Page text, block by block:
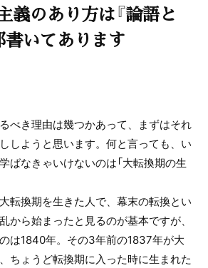
義のあり方は『論語と
書いてあります
べき理由は幾つかあって、まずはそれ
しようと思います。何と言っても、い
ばなきゃいけないのは「大転換期の生
転換期を生きた人で、幕末の転換とい
から始まったと見るのが基本ですが、
は1840年。その3年前の1837年が大
ちょうど転換期に入った時に生まれた